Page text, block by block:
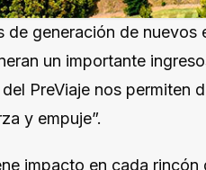
de generación de
un importante
PreViaje nos permiten
y empuje”.
impacto en cada